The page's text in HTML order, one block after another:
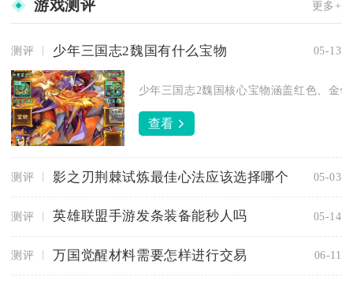
游戏测评 更多+
测评 少年三国志2魏国有什么宝物 05-13
少年三国志2魏国核心宝物涵盖红色、金
查看
测评 影之刃荆棘试炼最佳心法应该选择哪个 05-03
测评 英雄联盟手游发条装备能秒人吗 05-14
测评 万国觉醒材料需要怎样进行交易 06-11